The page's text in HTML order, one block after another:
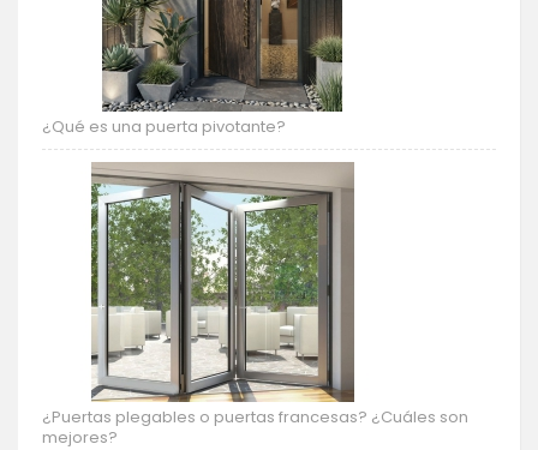
¿Qué es una puerta pivotante?
¿Puertas plegables o puertas francesas? ¿Cuáles son
mejores?